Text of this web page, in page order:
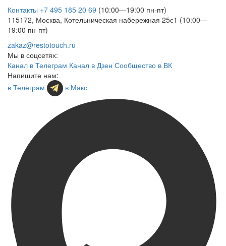
Контакты +7 495 185 20 69 (10:00—19:00 пн-пт)
115172, Москва, Котельническая набережная 25с1 (10:00—
19:00 пн-пт)
zakaz@restotouch.ru
Мы в соцсетях:
Канал в Телеграм Канал в Дзен Сообщество в ВК
Напишите нам:
в Телеграм
в Макс